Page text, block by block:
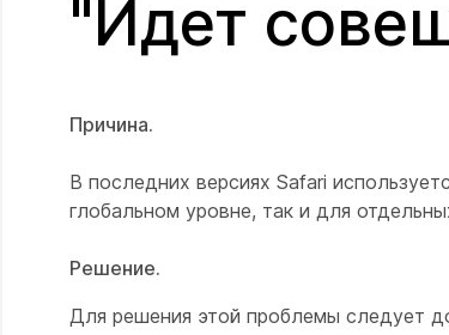
"Идет
Причина.
В последних версиях Safari
глобальном уровне, так и для
Решение.
Для решения этой проблемы следует